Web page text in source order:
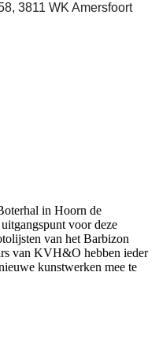
3811 WK Amersfoort
in Hoorn de
voor deze
van het Barbizon
van KVH&O hebben ieder
kunstwerken mee te